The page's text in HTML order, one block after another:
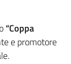
“Coppa
e promotore